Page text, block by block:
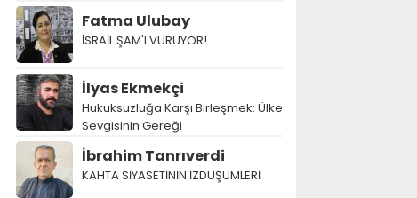
Fatma Ulubay
İSRAİL ŞAM'I VURUYOR!
İlyas Ekmekçi
Hukuksuzluğa Karşı Birleşmek: Ülke
Sevgisinin Gereği
İbrahim Tanrıverdi
KAHTA SİYASETİNİN İZDÜŞÜMLERİ